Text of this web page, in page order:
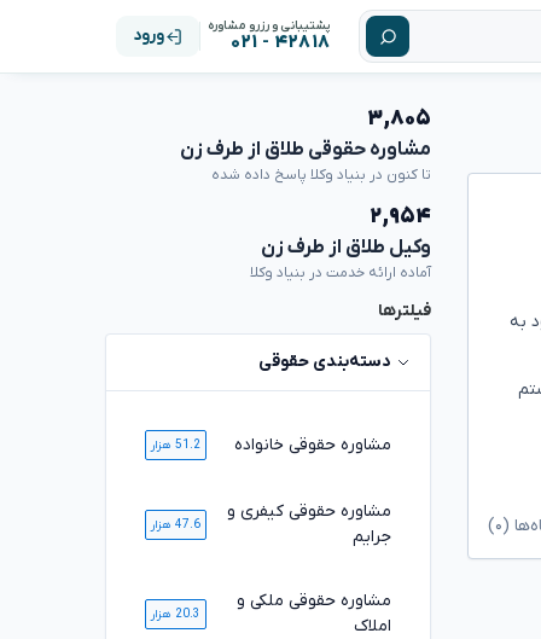
پشتیبانی و رزرو مشاوره
۴۲۸۱۸ - ۰۲۱ ورود
به
(۰)
۳,۸۰۵
مشاوره حقوقی طلاق از طرف زن
تا کنون در بنیاد وکلا پاسخ داده شده
۲,۹۵۴
وکیل طلاق از طرف زن
آماده ارائه خدمت در بنیاد وکلا
فیلترها
دسته‌بندی حقوقی
مشاوره حقوقی خانواده 51.2 هزار
مشاوره حقوقی کیفری و
جرایم
47.6 هزار
مشاوره حقوقی ملکی و
املاک
20.3 هزار